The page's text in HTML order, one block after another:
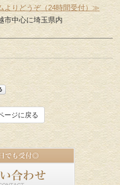
よりどうぞ（24時間受付）≫
市中心に埼玉県内
ージに戻る